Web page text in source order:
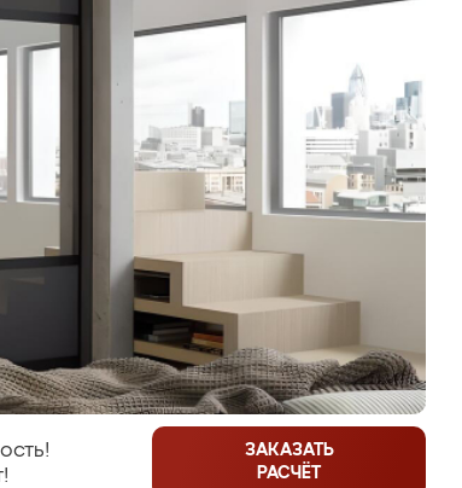
ЗАКАЗАТЬ
РАСЧЁТ